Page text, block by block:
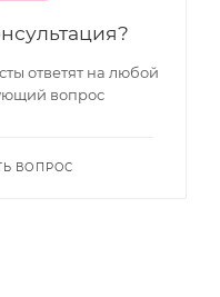
ответят на любой
вопрос
ВОПРОС